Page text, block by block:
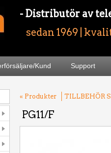
- Distributör av
sedan 1969 |
Kund Support
« Produkter TILLBEHÖR
PG11/F